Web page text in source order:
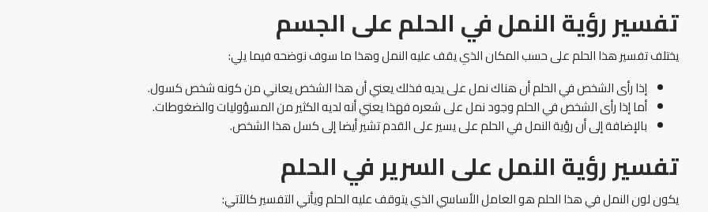
تفسير رؤية النمل في الحلم على الجسم
يختلف تفسير هذا الحلم على حسب المكان الذي يقف عليه النمل وهذا ما سوف نوضحه فيما يلي:
إذا رأى الشخص في الحلم أن هناك نمل على يديه فذلك يعني أن هذا الشخص يعاني من كونه شخص كسول.
أما إذا رأى الشخص في الحلم وجود نمل على شعره فهذا يعني أنه لديه الكثير من المسؤوليات والضغوطات.
بالإضافة إلى أن رؤية النمل في الحلم على يسير على القدم تشير أيضا إلى كسل هذا الشخص.
تفسير رؤية النمل على السرير في الحلم
يكون لون النمل في هذا الحلم هو العامل الأساسي الذي يتوقف عليه الحلم ويأتي التفسير كالآتي: